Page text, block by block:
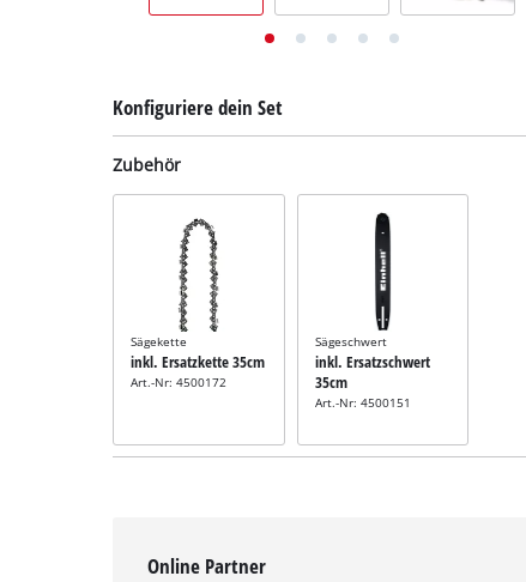
Konfiguriere dein Set
Zubehör
Sägekette
inkl. Ersatzkette 35cm
Art.-Nr: 4500172
Sägeschwert
inkl. Ersatzschwert
35cm
Art.-Nr: 4500151
Online Partner